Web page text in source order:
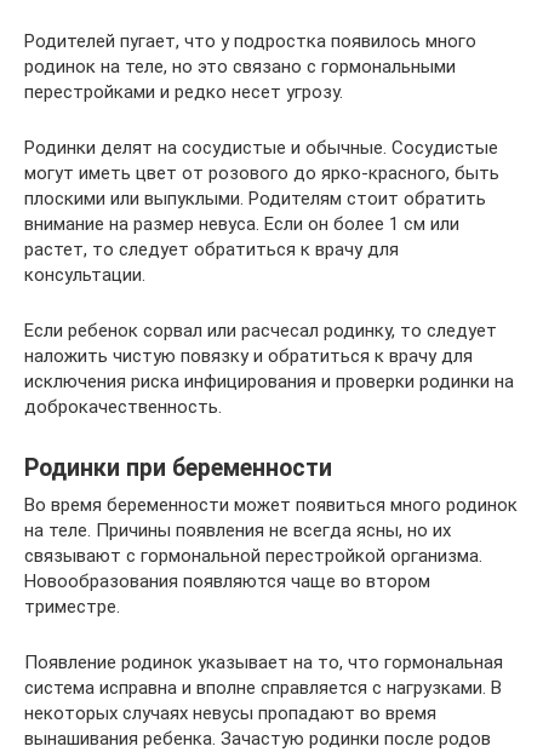
Родителей пугает, что у подростка появилось много
родинок на теле, но это связано с гормональными
перестройками и редко несет угрозу.
Родинки делят на сосудистые и обычные. Сосудистые
могут иметь цвет от розового до ярко-красного, быть
плоскими или выпуклыми. Родителям стоит обратить
внимание на размер невуса. Если он более 1 см или
растет, то следует обратиться к врачу для
консультации.
Если ребенок сорвал или расчесал родинку, то следует
наложить чистую повязку и обратиться к врачу для
исключения риска инфицирования и проверки родинки на
доброкачественность.
Родинки при беременности
Во время беременности может появиться много родинок
на теле. Причины появления не всегда ясны, но их
связывают с гормональной перестройкой организма.
Новообразования появляются чаще во втором
триместре.
Появление родинок указывает на то, что гормональная
система исправна и вполне справляется с нагрузками. В
некоторых случаях невусы пропадают во время
вынашивания ребенка. Зачастую родинки после родов